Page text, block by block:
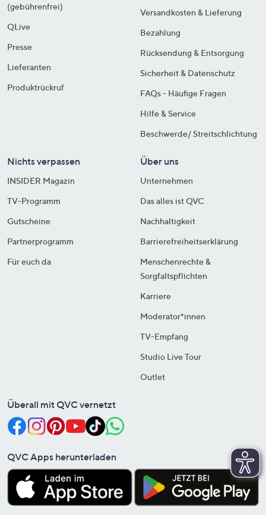
(gebührenfrei)
QLive
Presse
Lieferanten
Produktrückruf
Versandkosten & Lieferung
Bezahlung
Rücksendung & Entsorgung
Sicherheit & Datenschutz
FAQs - Häufige Fragen
Hilfe & Service
Beschwerde/ Streitschlichtung
Nichts verpassen
INSIDER Magazin
TV-Programm
Gutscheine
Partnerprogramm
Für euch da
Über uns
Unternehmen
Das alles ist QVC
Nachhaltigkeit
Barrierefreiheitserklärung
Menschenrechte &
Sorgfaltspflichten
Karriere
Moderator*innen
TV-Empfang
Studio Live Tour
Outlet
Überall mit QVC vernetzt
QVC Apps herunterladen